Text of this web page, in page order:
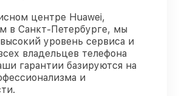
центре Huawei,
в Санкт-Петербурге, мы
уровень сервиса и
владельцев телефона
гарантии базируются на
и